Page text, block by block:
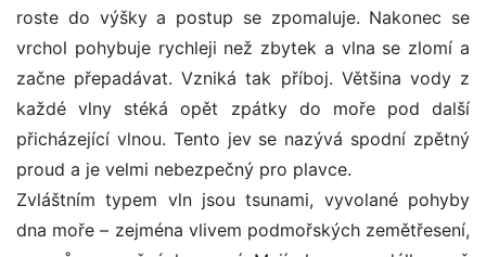
roste do výšky a postup se zpomaluje. Nakonec se
vrchol pohybuje rychleji než zbytek a vlna se zlomí a
začne přepadávat. Vzniká tak příboj. Většina vody z
každé vlny stéká opět zpátky do moře pod další
přicházející vlnou. Tento jev se nazývá spodní zpětný
proud a je velmi nebezpečný pro plavce.
Zvláštním typem vln jsou tsunami, vyvolané pohyby
dna moře – zejména vlivem podmořských zemětřesení,